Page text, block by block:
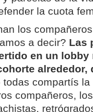
la cuota
los
a decir? Las
en un
alrededor,
todas compartís
compañeros,